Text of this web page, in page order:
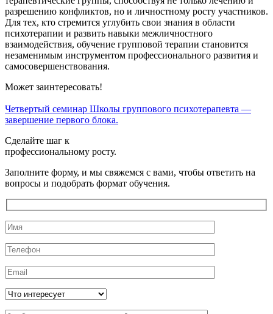
разрешению конфликтов, но и личностному росту участников.
Для тех, кто стремится углубить свои знания в области
психотерапии и развить навыки межличностного
взаимодействия, обучение групповой терапии становится
незаменимым инструментом профессионального развития и
самосовершенствования.
Может заинтересовать!
Четвертый семинар Школы группового психотерапевта —
завершение первого блока.
Сделайте шаг к
профессиональному росту.
Заполните форму, и мы свяжемся с вами, чтобы ответить на
вопросы и подобрать формат обучения.